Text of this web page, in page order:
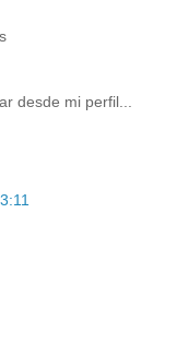
desde mi perfil...